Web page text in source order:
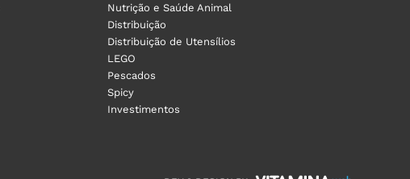
Nutrição e Saúde Animal
Distribuição
Distribuição de Utensílios
LEGO
Pescados
Spicy
Investimentos